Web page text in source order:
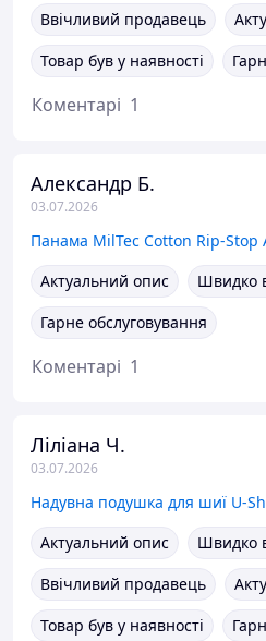
Ввічливий продавець
Товар був у наявності
Коментарі 1
Александр Б.
03.07.2026
Актуальний опис
Швидко
Гарне обслуговування
Коментарі 1
Ліліана Ч.
03.07.2026
Актуальний опис
Швидко
Ввічливий продавець
Товар був у наявності